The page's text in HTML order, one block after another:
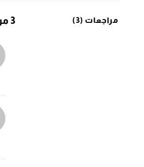
مراجعات (3) 3 مراجعات لـ